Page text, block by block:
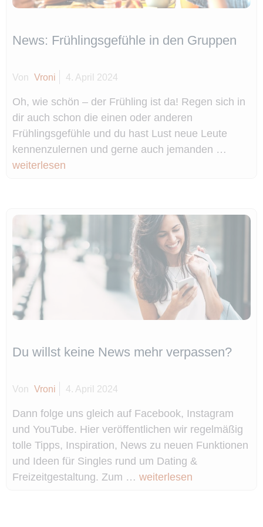
News: Frühlingsgefühle in den Gruppen
Von Vroni 4. April 2024
Oh, wie schön – der Frühling ist da! Regen sich in
dir auch schon die einen oder anderen
Frühlingsgefühle und du hast Lust neue Leute
kennenzulernen und gerne auch jemanden …
weiterlesen
Du willst keine News mehr verpassen?
Von Vroni 4. April 2024
Dann folge uns gleich auf Facebook, Instagram
und YouTube. Hier veröffentlichen wir regelmäßig
tolle Tipps, Inspiration, News zu neuen Funktionen
und Ideen für Singles rund um Dating &
Freizeitgestaltung. Zum … weiterlesen